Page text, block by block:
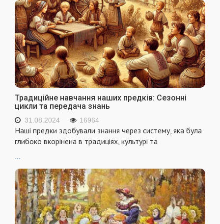
Традиційне навчання наших предків: Сезонні
цикли та передача знань
31.08.2024 16964
Наші предки здобували знання через систему, яка була
глибоко вкорінена в традиціях, культурі та